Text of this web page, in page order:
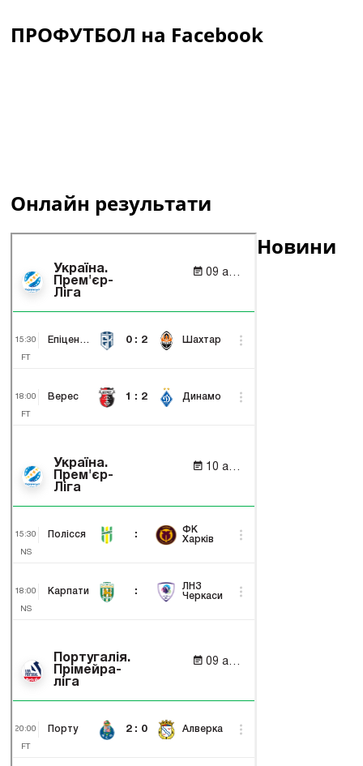
ПРОФУТБОЛ на Facebook
Онлайн результати
Новини